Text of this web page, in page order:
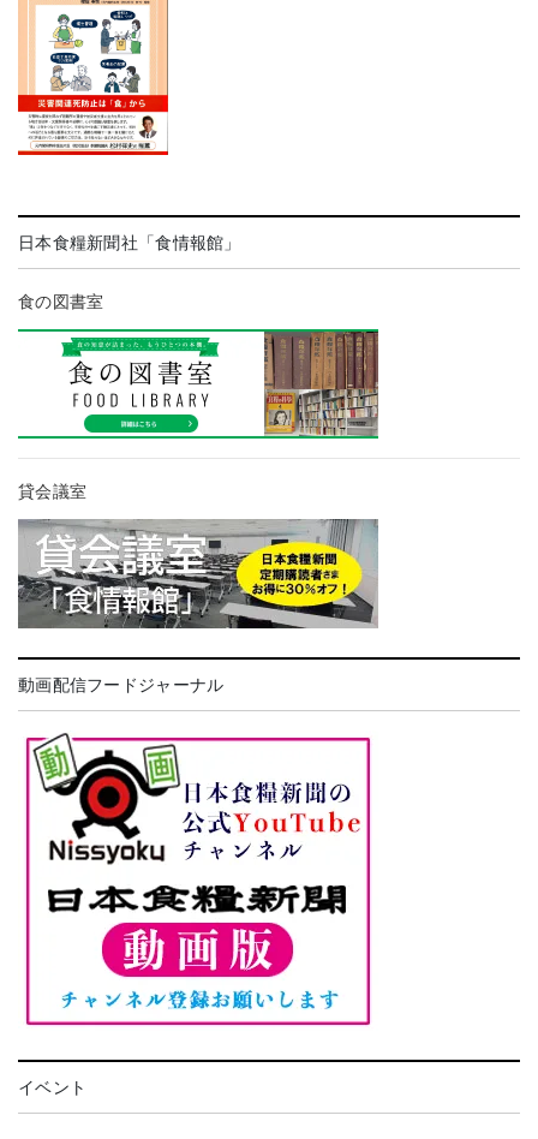
日本食糧新聞社「食情報館」
食の図書室
貸会議室
動画配信フードジャーナル
イベント